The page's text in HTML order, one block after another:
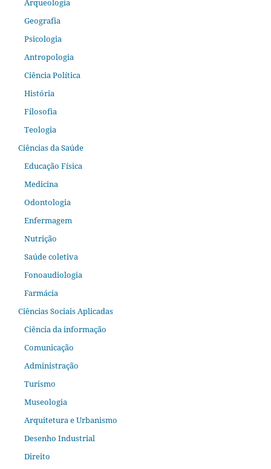
Arqueologia
Geografia
Psicologia
Antropologia
Ciência Política
História
Filosofia
Teologia
Ciências da Saúde
Educação Física
Medicina
Odontologia
Enfermagem
Nutrição
Saúde coletiva
Fonoaudiologia
Farmácia
Ciências Sociais Aplicadas
Ciência da informação
Comunicação
Administração
Turismo
Museologia
Arquitetura e Urbanismo
Desenho Industrial
Direito